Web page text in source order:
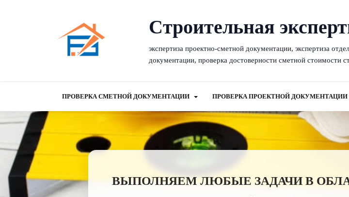
Cтроительная
экспертиза проектно-сметной документации, экспертиза
документации, проверка достоверности сметной стоимости
ПРОВЕРКА СМЕТНОЙ ДОКУМЕНТАЦИИ ПРОВЕРКА ПРОЕКТНОЙ ДОКУМЕНТАЦИИ
ВЫПОЛНЯЕМ ЛЮБЫЕ ЗАДАЧИ В